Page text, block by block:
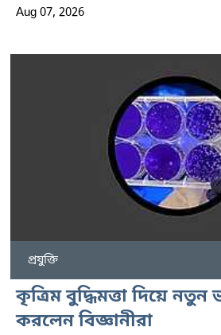
Aug 07, 2026
প্রযুক্তি
কৃত্রিম বুদ্ধিমত্তা দিয়ে নতুন
করলেন বিজ্ঞানীরা